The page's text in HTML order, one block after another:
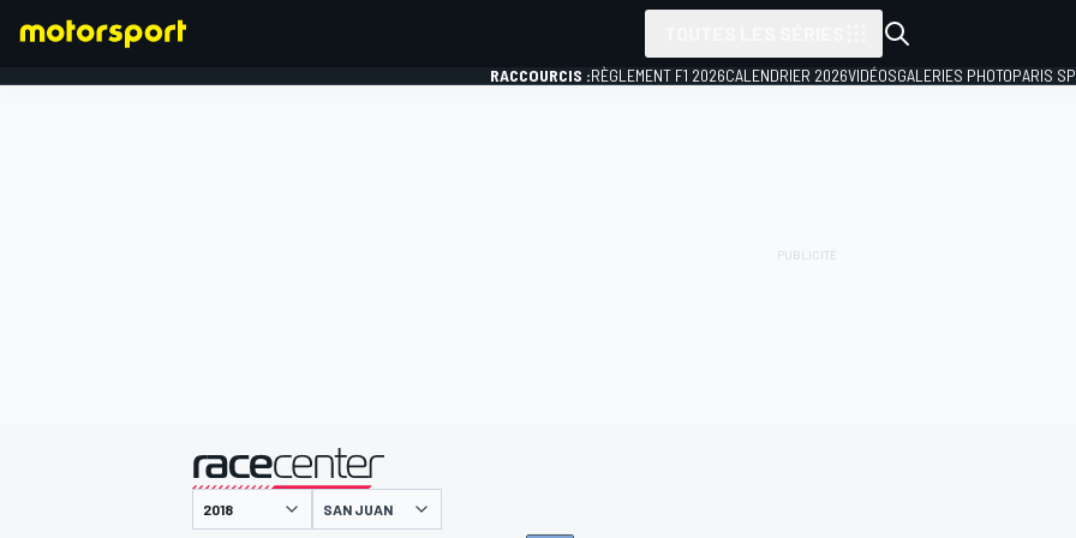
RACCOURCIS :RÈGLEMENT F1 2026CALENDRIER 2026VIDÉOSGALERIES PHOTOPARIS
présenté par
SAN JUAN